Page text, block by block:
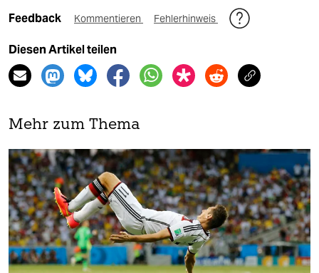
Feedback Kommentieren Fehlerhinweis
Diesen Artikel teilen
Mehr zum Thema